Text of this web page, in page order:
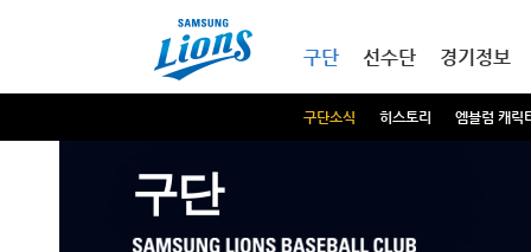
구단
구단소식 히스토리 엠블럼 캐릭
선수단 경기정보
구단